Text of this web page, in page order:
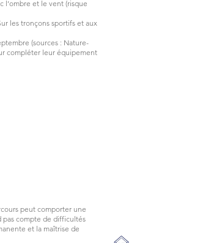
l’ombre et le vent (risque
les tronçons sportifs et aux
(sources : Nature-
compléter leur équipement
peut comporter une
pas compte de difficultés
et la maîtrise de